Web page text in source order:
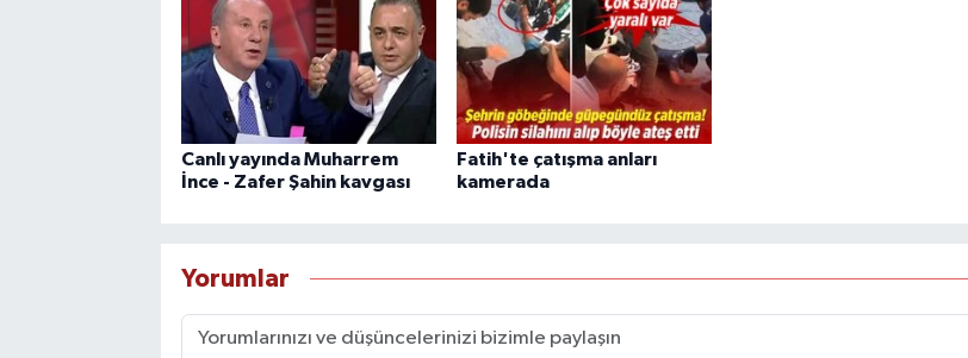
Canlı yayında Muharrem
İnce - Zafer Şahin kavgası
Fatih'te çatışma anları
kamerada
Yorumlar